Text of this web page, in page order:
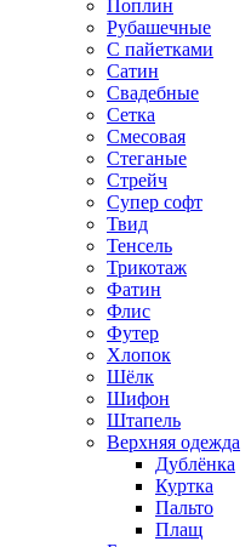
Поплин
Рубашечные
С пайетками
Сатин
Свадебные
Сетка
Смесовая
Стеганые
Стрейч
Супер софт
Твид
Тенсель
Трикотаж
Фатин
Флис
Футер
Хлопок
Шёлк
Шифон
Штапель
Верхняя одежда
Дублёнка
Куртка
Пальто
Плащ